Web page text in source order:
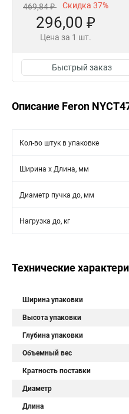
469,84 ₽ Скидка 37%
296,00 ₽
Цена за 1 шт.
Быстрый заказ
Описание Feron
Кол-во штук в упаковке
Ширина х Длина, мм
Диаметр пучка до, мм
Нагрузка до, кг
Технические
Ширина упаковки
Высота упаковки
Глубина упаковки
Объемный вес
Кратность поставки
Диаметр
Длина